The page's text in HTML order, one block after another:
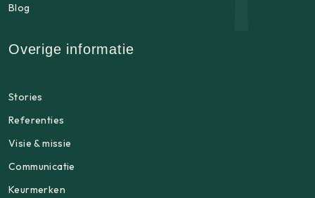
Blog
Overige informatie
Stories
Referenties
Visie & missie
Communicatie
Keurmerken